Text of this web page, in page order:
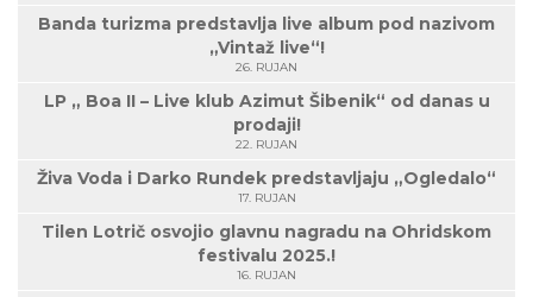
Banda turizma predstavlja live album pod nazivom
„Vintaž live“!
26. RUJAN
LP „ Boa II – Live klub Azimut Šibenik“ od danas u
prodaji!
22. RUJAN
Živa Voda i Darko Rundek predstavljaju „Ogledalo“
17. RUJAN
Tilen Lotrič osvojio glavnu nagradu na Ohridskom
festivalu 2025.!
16. RUJAN